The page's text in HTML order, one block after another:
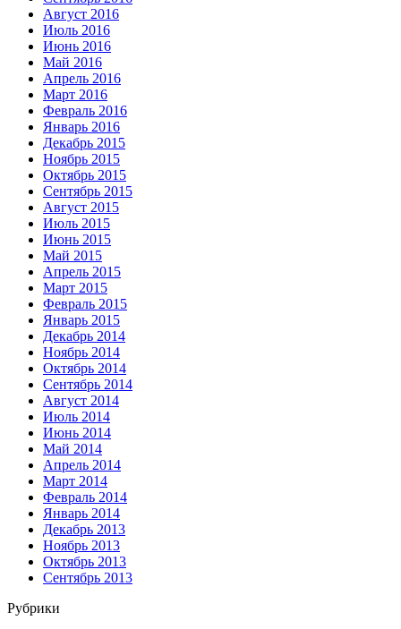
Август 2016
Июль 2016
Июнь 2016
Май 2016
Апрель 2016
Март 2016
Февраль 2016
Январь 2016
Декабрь 2015
Ноябрь 2015
Октябрь 2015
Сентябрь 2015
Август 2015
Июль 2015
Июнь 2015
Май 2015
Апрель 2015
Март 2015
Февраль 2015
Январь 2015
Декабрь 2014
Ноябрь 2014
Октябрь 2014
Сентябрь 2014
Август 2014
Июль 2014
Июнь 2014
Май 2014
Апрель 2014
Март 2014
Февраль 2014
Январь 2014
Декабрь 2013
Ноябрь 2013
Октябрь 2013
Сентябрь 2013
Рубрики